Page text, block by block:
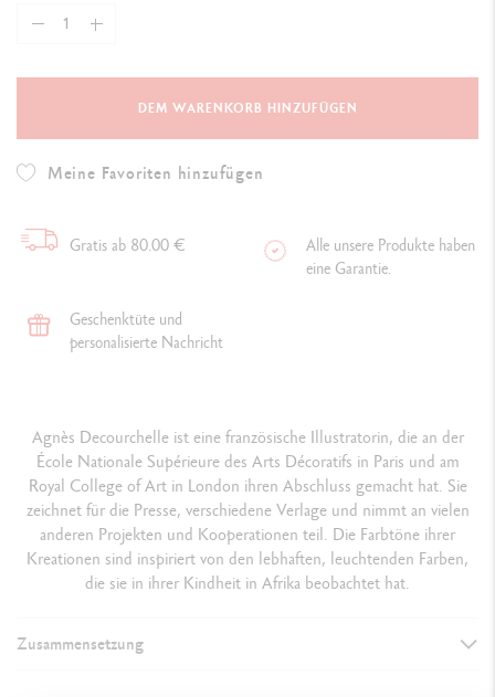
DEM WARENKORB HINZUFÜGEN
Meine Favoriten hinzufügen
Gratis ab 80.00 €
Alle unsere Produkte haben
eine Garantie.
Geschenktüte und
personalisierte Nachricht
Agnès Decourchelle ist eine französische Illustratorin, die an der
École Nationale Supérieure des Arts Décoratifs in Paris und am
Royal College of Art in London ihren Abschluss gemacht hat. Sie
zeichnet für die Presse, verschiedene Verlage und nimmt an vielen
anderen Projekten und Kooperationen teil. Die Farbtöne ihrer
Kreationen sind inspiriert von den lebhaften, leuchtenden Farben,
die sie in ihrer Kindheit in Afrika beobachtet hat.
Zusammensetzung